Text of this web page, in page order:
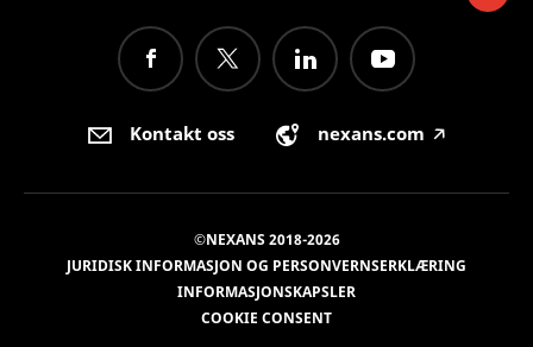
Kontakt oss nexans.com 🡥
©NEXANS 2018-2026
JURIDISK INFORMASJON OG PERSONVERNSERKLÆRING
INFORMASJONSKAPSLER
COOKIE CONSENT